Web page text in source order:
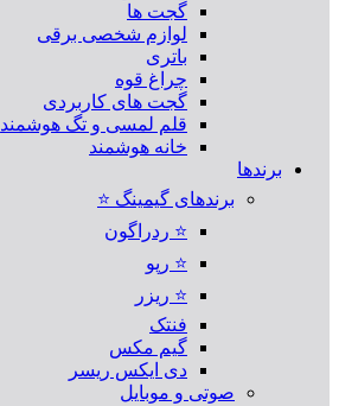
گجت ها
لوازم شخصی برقی
باتری
چراغ قوه
گجت های کاربردی
قلم لمسی و تگ هوشمند
خانه هوشمند
برندها
برندهای گیمینگ ⭐
⭐ ردراگون
⭐ رپو
⭐ ریزر
فنتک
گیم مکس
دی ایکس ریسر
صوتی و موبایل